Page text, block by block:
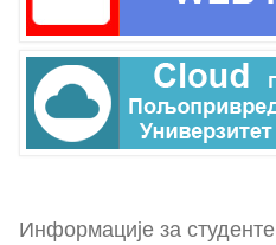
Информације за студенте